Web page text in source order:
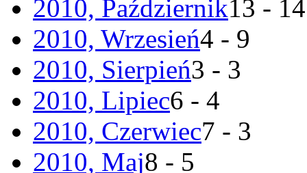
2010, Październik13 - 14
2010, Wrzesień4 - 9
2010, Sierpień3 - 3
2010, Lipiec6 - 4
2010, Czerwiec7 - 3
2010, Maj8 - 5